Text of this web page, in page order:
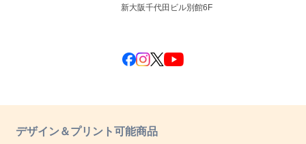
新大阪千代田ビル別館6F
デザイン＆プリント可能商品